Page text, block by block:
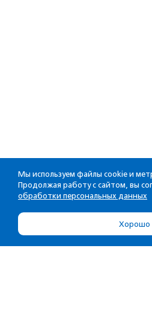
Мы используем файлы cookie и
Продолжая работу с сайтом, вы
обработки персональных данных
Хорошо